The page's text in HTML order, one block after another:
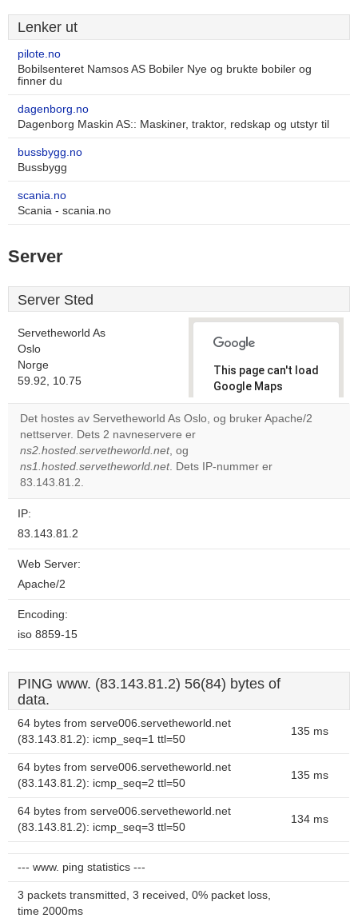
Lenker ut
pilote.no
Bobilsenteret Namsos AS Bobiler Nye og brukte bobiler og
finner du
dagenborg.no
Dagenborg Maskin AS:: Maskiner, traktor, redskap og utstyr til
bussbygg.no
Bussbygg
scania.no
Scania - scania.no
Server
Server Sted
Servetheworld As
Oslo
Norge
59.92, 10.75
This page can't load
Google Maps
correctly.
website?
Det hostes av Servetheworld As Oslo, og bruker Apache/2
nettserver. Dets 2 navneservere er
ns2.hosted.servetheworld.net, og
ns1.hosted.servetheworld.net. Dets IP-nummer er
83.143.81.2.
IP:
83.143.81.2
Web Server:
Apache/2
Encoding:
iso 8859-15
PING www. (83.143.81.2) 56(84) bytes of
data.
64 bytes from serve006.servetheworld.net
(83.143.81.2): icmp_seq=1 ttl=50
135 ms
64 bytes from serve006.servetheworld.net
(83.143.81.2): icmp_seq=2 ttl=50
135 ms
64 bytes from serve006.servetheworld.net
(83.143.81.2): icmp_seq=3 ttl=50
134 ms
--- www. ping statistics ---
3 packets transmitted, 3 received, 0% packet loss,
time 2000ms